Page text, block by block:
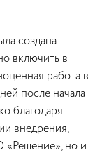
создана
включить в
работа в
после начала
благодаря
внедрения,
«Решение», но и